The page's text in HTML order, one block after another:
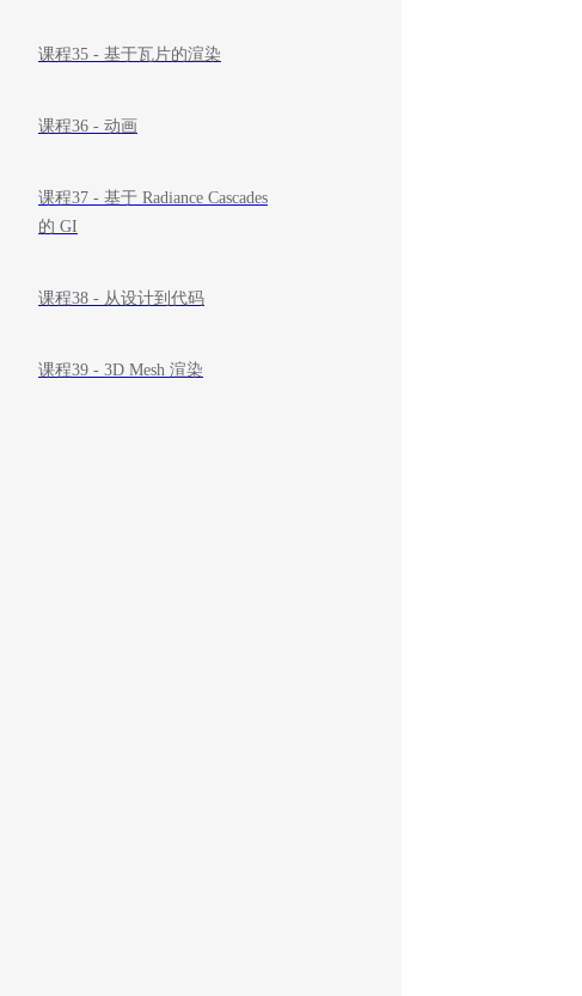
课程35 - 基于瓦片的渲染
课程36 - 动画
课程37 - 基于 Radiance Cascades
的 GI
课程38 - 从设计到代码
课程39 - 3D Mesh 渲染